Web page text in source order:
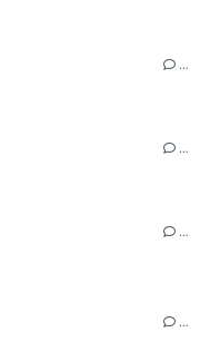
…
…
…
…